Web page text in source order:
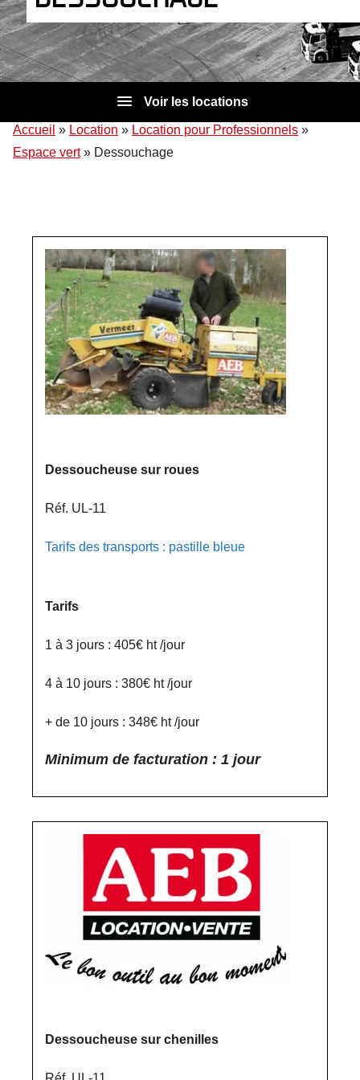
Voir les locations
Accueil » Location » Location pour Professionnels »
Espace vert» Dessouchage
Dessoucheuse sur roues
Réf. UL-11
Tarifs des transports : pastille bleue
Tarifs
1 à 3 jours : 405€ ht /jour
4 à 10 jours : 380€ ht /jour
+ de 10 jours : 348€ ht /jour
Minimum de facturation : 1 jour
Dessoucheuse sur chenilles